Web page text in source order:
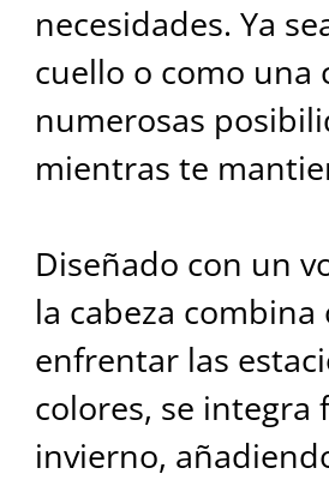
necesidades. Ya
cuello o como una
numerosas
mientras te
Diseñado con un
la cabeza
enfrentar las
colores, se
invierno,